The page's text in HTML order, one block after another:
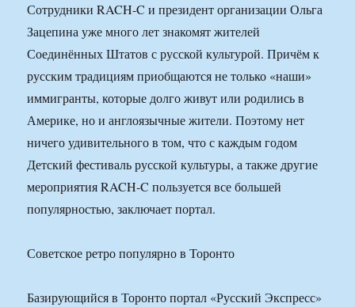
Сотрудники RACH-C и президент организации Ольга
Зацепина уже много лет знакомят жителей
Соединённых Штатов с русской культурой. Причём к
русским традициям приобщаются не только «наши»
иммигранты, которые долго живут или родились в
Америке, но и англоязычные жители. Поэтому нет
ничего удивительного в том, что с каждым годом
Детский фестиваль русской культуры, а также другие
мероприятия RACH-C пользуется все большей
популярностью, заключает портал.
Советское ретро популярно в Торонто
Базирующийся в Торонто портал «Русский Экспресс»